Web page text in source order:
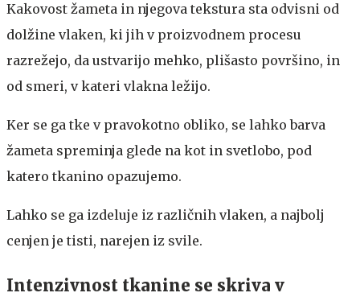
Kakovost žameta in njegova tekstura sta odvisni od
dolžine vlaken, ki jih v proizvodnem procesu
razrežejo, da ustvarijo mehko, plišasto površino, in
od smeri, v kateri vlakna ležijo.
Ker se ga tke v pravokotno obliko, se lahko barva
žameta spreminja glede na kot in svetlobo, pod
katero tkanino opazujemo.
Lahko se ga izdeluje iz različnih vlaken, a najbolj
cenjen je tisti, narejen iz svile.
Intenzivnost tkanine se skriva v